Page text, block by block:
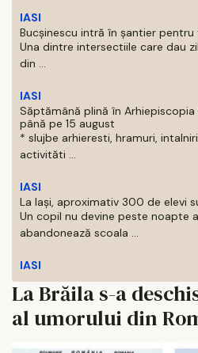
IASI
Bucșinescu intră în șantier pentru
Una dintre intersectiile care dau
din ...
IASI
Săptămână plină în Arhiepiscopia
până pe 15 august
* slujbe arhieresti, hramuri,
activităti ...
IASI
La Iași, aproximativ 300 de elevi
Un copil nu devine peste noapte
abandonează scoala ...
IASI
La Brăila s-a
al umorului din